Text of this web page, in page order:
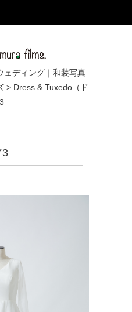
ェディング｜和装写真
> Dress & Tuxedo（ド